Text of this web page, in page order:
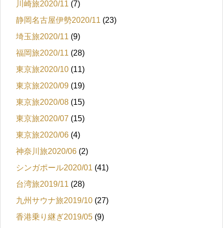
川崎旅2020/11 (7)
静岡名古屋伊勢2020/11 (23)
埼玉旅2020/11 (9)
福岡旅2020/11 (28)
東京旅2020/10 (11)
東京旅2020/09 (19)
東京旅2020/08 (15)
東京旅2020/07 (15)
東京旅2020/06 (4)
神奈川旅2020/06 (2)
シンガポール2020/01 (41)
台湾旅2019/11 (28)
九州サウナ旅2019/10 (27)
香港乗り継ぎ2019/05 (9)